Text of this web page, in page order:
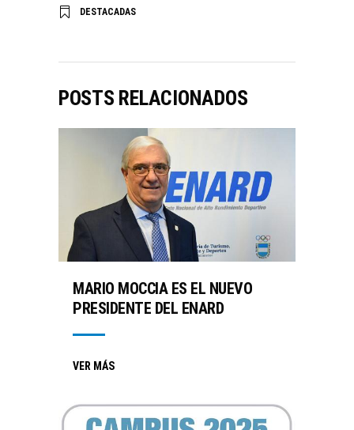
DESTACADAS
POSTS RELACIONADOS
MARIO MOCCIA ES EL NUEVO
PRESIDENTE DEL ENARD
VER MÁS